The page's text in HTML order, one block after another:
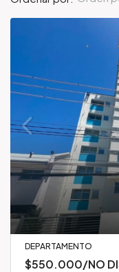
DEPARTAMENTO
$550.000/NO